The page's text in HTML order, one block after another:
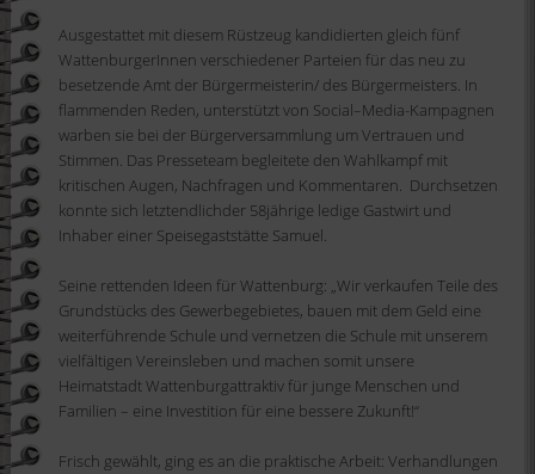
Ausgestattet mit diesem Rüstzeug kandidierten gleich fünf
WattenburgerInnen verschiedener Parteien für das neu zu
besetzende Amt der Bürgermeisterin/ des Bürgermeisters. In
flammenden Reden, unterstützt von Social–Media-Kampagnen
warben sie bei der Bürgerversammlung um Vertrauen und
Stimmen. Das Presseteam begleitete den Wahlkampf mit
kritischen Augen, Nachfragen und Kommentaren. Durchsetzen
konnte sich letztendlichder 58jährige ledige Gastwirt und
Inhaber einer Speisegaststätte Samuel.
Seine rettenden Ideen fürWattenburg: „Wir verkaufen Teile des
Grundstücks des Gewerbegebietes, bauen mit dem Geld eine
weiterführende Schule und vernetzen die Schule mit unserem
vielfältigen Vereinsleben und machen somit unsere
HeimatstadtWattenburgattraktiv fürjunge Menschen und
Familien – eine Investition für eine bessere Zukunft!“
Frisch gewählt, ging es an die praktische Arbeit: Verhandlungen